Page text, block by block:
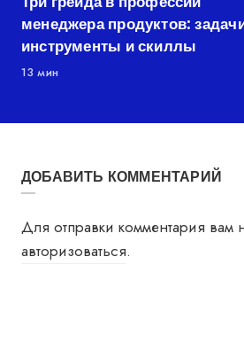
менеджера продуктов:
инструменты и скиллы
13 мин
ДОБАВИТЬ КОММЕНТАРИЙ
Для отправки комментария вам
авторизоваться.